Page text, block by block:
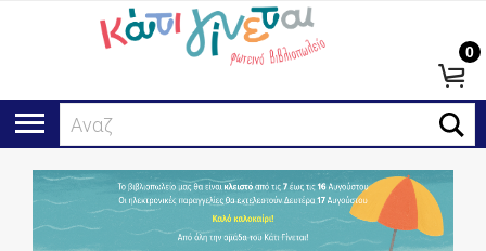
Αναζήτ
0